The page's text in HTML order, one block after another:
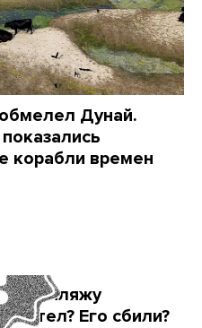
Дунай.
корабли времен
по пляжу
летел? Его сбили?